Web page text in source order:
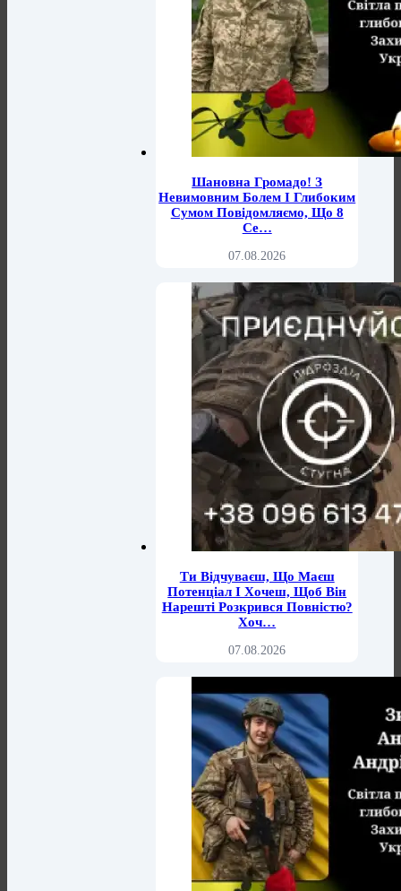
Шановна Громадо! З
Невимовним Болем І Глибоким
Сумом Повідомляємо, Що 8
Се…
07.08.2026
Ти Відчуваєш, Що Маєш
Потенціал І Хочеш, Щоб Він
Нарешті Розкрився Повністю?
Хоч…
07.08.2026